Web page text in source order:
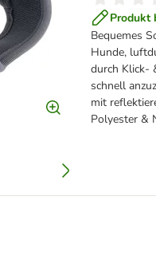
Produkt
Bequemes
Hunde,
durch Klick-
schnell
mit
Polyester &